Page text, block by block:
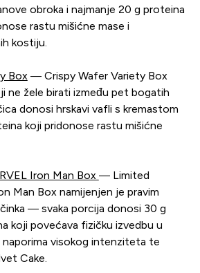
obroka i najmanje 20 g proteina
rastu mišićne mase i
kostiju.
Box — Crispy Wafer Variety Box
ne žele birati između pet bogatih
donosi hrskavi vafli s kremastom
koji pridonose rastu mišićne
Iron Man Box — Limited
Man Box namijenjen je pravim
— svaka porcija donosi 30 g
koji povećava fizičku izvedbu u
naporima visokog intenziteta te
Cake.